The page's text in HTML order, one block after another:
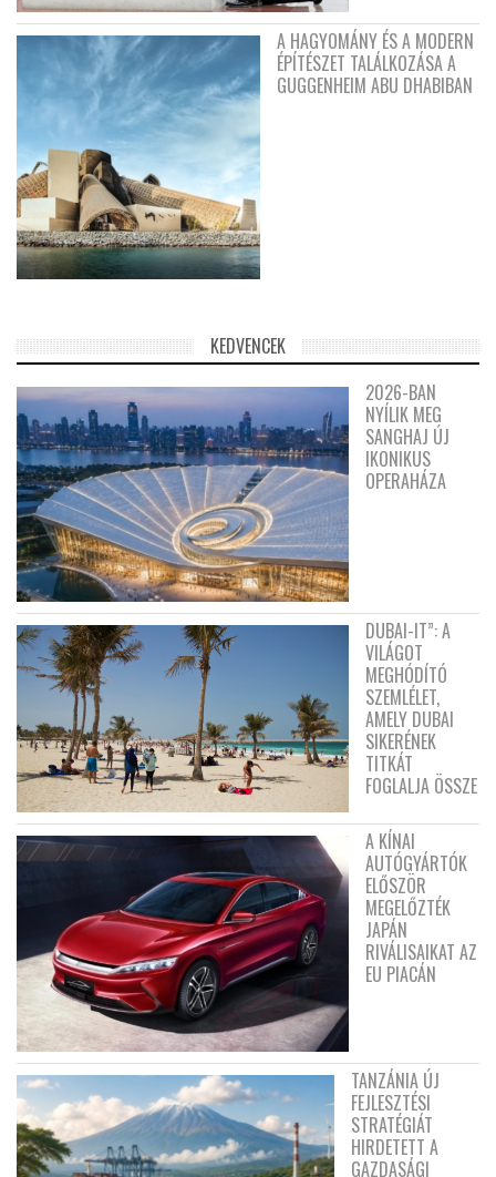
A HAGYOMÁNY ÉS A MODERN
ÉPÍTÉSZET TALÁLKOZÁSA A
GUGGENHEIM ABU DHABIBAN
KEDVENCEK
2026-BAN
NYÍLIK MEG
SANGHAJ ÚJ
IKONIKUS
OPERAHÁZA
DUBAI-IT”: A
VILÁGOT
MEGHÓDÍTÓ
SZEMLÉLET,
AMELY DUBAI
SIKERÉNEK
TITKÁT
FOGLALJA ÖSSZE
A KÍNAI
AUTÓGYÁRTÓK
ELŐSZÖR
MEGELŐZTÉK
JAPÁN
RIVÁLISAIKAT AZ
EU PIACÁN
TANZÁNIA ÚJ
FEJLESZTÉSI
STRATÉGIÁT
HIRDETETT A
GAZDASÁGI